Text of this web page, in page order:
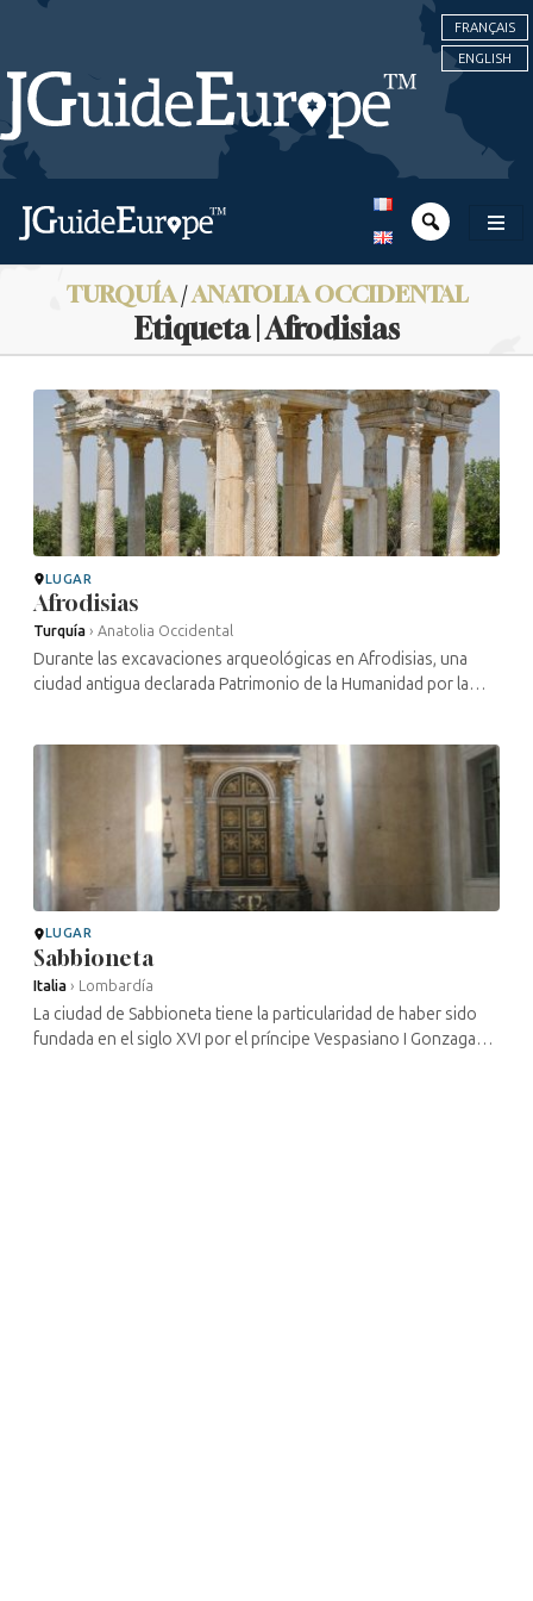
FRANÇAIS
ENGLISH
TURQUÍA/ANATOLIA OCCIDENTAL
Etiqueta | Afrodisias
LUGAR
Afrodisias
Turquía › Anatolia Occidental
Durante las excavaciones arqueológicas en Afrodisias, una
ciudad antigua declarada Patrimonio de la Humanidad por la
LUGAR
Sabbioneta
Italia › Lombardía
La ciudad de Sabbioneta tiene la particularidad de haber sido
fundada en el siglo XVI por el príncipe Vespasiano I Gonzaga